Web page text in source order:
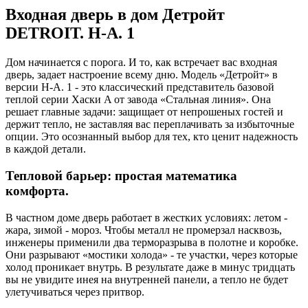
Входная дверь в дом Детройт
DETROIT. H-A. 1
Дом начинается с порога. И то, как встречает вас входная
дверь, задает настроение всему дню. Модель «Детройт» в
версии H-A. 1 - это классический представитель базовой
теплой серии Хаски A от завода «Стальная линия». Она
решает главные задачи: защищает от непрошеных гостей и
держит тепло, не заставляя вас переплачивать за избыточные
опции. Это осознанный выбор для тех, кто ценит надежность
в каждой детали.
Тепловой барьер: простая математика
комфорта.
В частном доме дверь работает в жестких условиях: летом -
жара, зимой - мороз. Чтобы металл не промерзал насквозь,
инженеры применили два терморазрыва в полотне и коробке.
Они разрывают «мостики холода» - те участки, через которые
холод проникает внутрь. В результате даже в минус тридцать
вы не увидите инея на внутренней панели, а тепло не будет
улетучиваться через притвор.